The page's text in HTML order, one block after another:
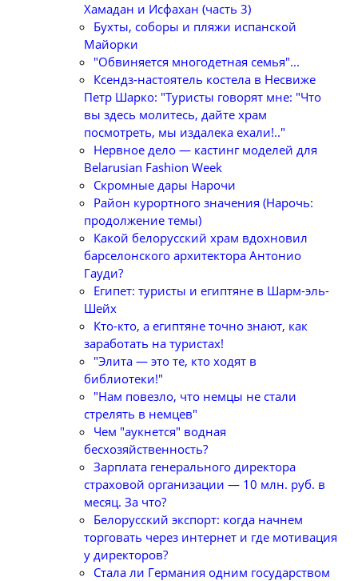
Хамадан и Исфахан (часть 3)
Бухты, соборы и пляжи испанской
Майорки
"Обвиняется многодетная семья"...
Ксендз-настоятель костела в Несвиже
Петр Шарко: "Туристы говорят мне: "Что
вы здесь молитесь, дайте храм
посмотреть, мы издалека ехали!.."
Нервное дело — кастинг моделей для
Belarusian Fashion Week
Скромные дары Нарочи
Район курортного значения (Нарочь:
продолжение темы)
Какой белорусский храм вдохновил
барселонского архитектора Антонио
Гауди?
Египет: туристы и египтяне в Шарм-эль-
Шейх
Кто-кто, а египтяне точно знают, как
заработать на туристах!
"Элита — это те, кто ходят в
библиотеки!"
"Нам повезло, что немцы не стали
стрелять в немцев"
Чем "аукнется" водная
бесхозяйственность?
Зарплата генерального директора
страховой организации — 10 млн. руб. в
месяц. За что?
Белорусский экспорт: когда начнем
торговать через интернет и где мотивация
у директоров?
Стала ли Германия одним государством